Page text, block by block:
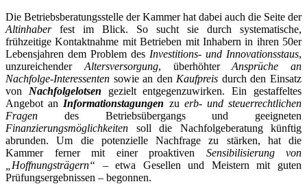
Die Betriebsberatungsstelle der Kammer hat dabei auch die Seite der
Altinhaberfest im Blick. So sucht sie durch systematische,
frühzeitige Kontaktnahme mit Betrieben mit Inhabern in ihren 50er
Lebensjahren dem Problem des Investitions- und Innovationsstaus,
unzureichender Altersversorgung, überhöhterAnsprüche an
Nachfolge-Interessenten sowie an den Kaufpreis durch den Einsatz
von Nachfolgelotsen gezielt entgegenzuwirken. Ein gestaffeltes
Angebot an Informationstagungen zu erb- und steuerrechtlichen
Fragen des Betriebsübergangs und geeigneten
Finanzierungsmöglichkeiten soll die Nachfolgeberatung künftig
abrunden. Um die potenzielle Nachfrage zu stärken, hat die
Kammer ferner mit einer proaktiven Sensibilisierung von
„Hoffnungsträgern“ – etwa Gesellen und Meistern mit guten
Prüfungsergebnissen – begonnen.